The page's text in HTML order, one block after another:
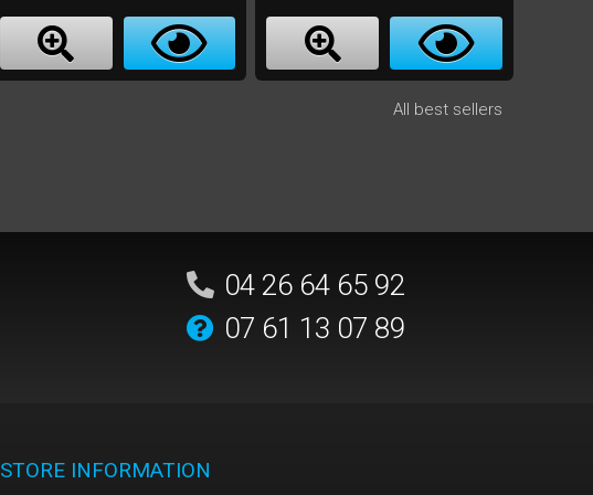
All best sellers
04 26 64 65 92
07 61 13 07 89
STORE INFORMATION